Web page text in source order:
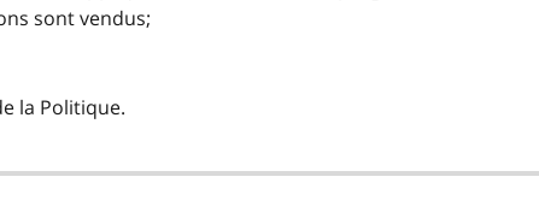
sont vendus;
la Politique.